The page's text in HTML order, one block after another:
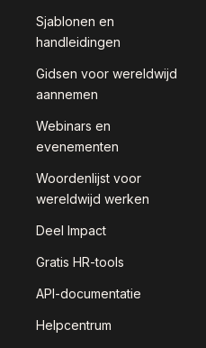
Sjablonen en
handleidingen
Gidsen voor wereldwijd
aannemen
Webinars en
evenementen
Woordenlijst voor
wereldwijd werken
Deel Impact
Gratis HR-tools
API-documentatie
Helpcentrum